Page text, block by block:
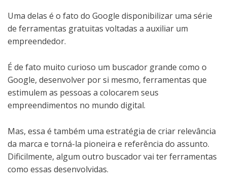
Uma delas é o fato do Google disponibilizar uma série
de ferramentas gratuitas voltadas a auxiliar um
empreendedor.
É de fato muito curioso um buscador grande como o
Google, desenvolver por si mesmo, ferramentas que
estimulem as pessoas a colocarem seus
empreendimentos no mundo digital.
Mas, essa é também uma estratégia de criar relevância
da marca e torná-la pioneira e referência do assunto.
Dificilmente, algum outro buscador vai ter ferramentas
como essas desenvolvidas.